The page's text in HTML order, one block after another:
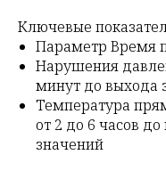
Ключевые
Параметр Время
Нарушения
минут до выхода
Температура
от 2 до 6 часов
значений